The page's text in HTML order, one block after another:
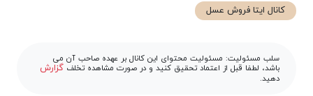
کانال ایتا فروش عسل
سلب مسئولیت: مسئولیت محتوای این کانال بر عهده صاحب آن می
باشد، لطفا قبل از اعتماد تحقیق کنید و در صورت مشاهده تخلف گزارش
دهید.